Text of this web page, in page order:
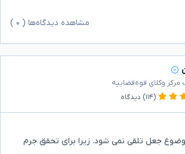
مشاهده دیدگاه‌ها ( ۰
مرکز وکلای قوه‌قضاییه
(۱۱۴) دیدگاه
جعل تلقی نمی شود. زیرا برای تحقق جرم